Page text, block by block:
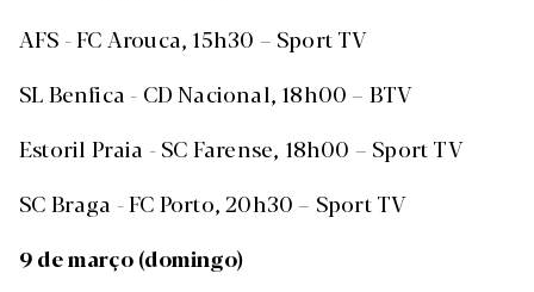
AFS - FC Arouca, 15h30 – Sport TV
SL Benfica - CD Nacional, 18h00 – BTV
Estoril Praia - SC Farense, 18h00 – Sport TV
SC Braga - FC Porto, 20h30 – Sport TV
9 de março (domingo)